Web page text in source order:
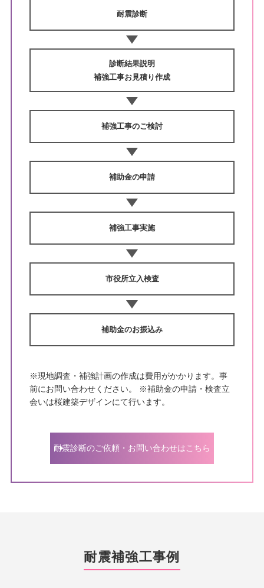
耐震診断
診断結果説明
補強工事お見積り作成
補強工事のご検討
補助金の申請
補強工事実施
市役所立入検査
補助金のお振込み
※現地調査・補強計画の作成は費用がかかります。事
前にお問い合わせください。 ※補助金の申請・検査立
会いは桜建築デザインにて行います。
耐震診断のご依頼・お問い合わせはこちら
耐震補強工事例